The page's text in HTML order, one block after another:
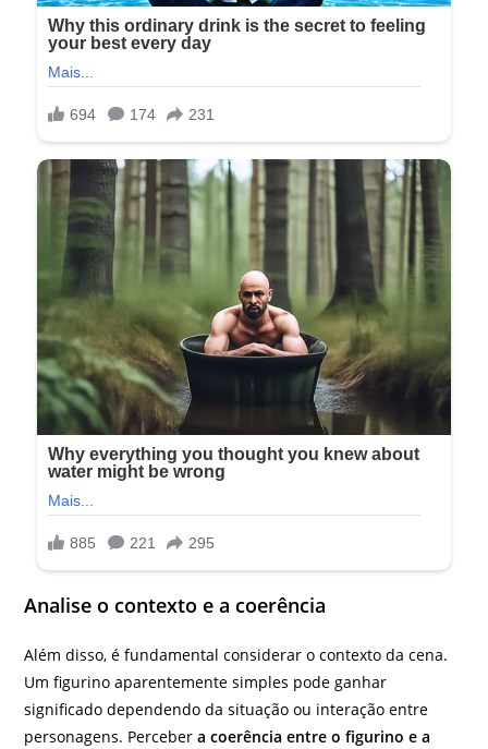
Analise o contexto e a coerência
Além disso, é fundamental considerar o contexto da cena.
Um figurino aparentemente simples pode ganhar
significado dependendo da situação ou interação entre
personagens. Percebera coerência entre o figurino e a